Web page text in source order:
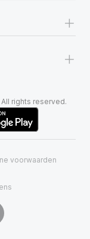
+
+
rights reserved.
voorwaarden